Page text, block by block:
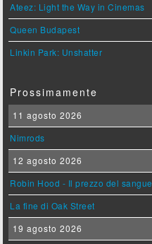
Ateez: Light the Way in Cinemas
Queen Budapest
Linkin Park: Unshatter
Prossimamente
11 agosto 2026
Nimrods
12 agosto 2026
Robin Hood - Il prezzo del sangue
La fine di Oak Street
19 agosto 2026